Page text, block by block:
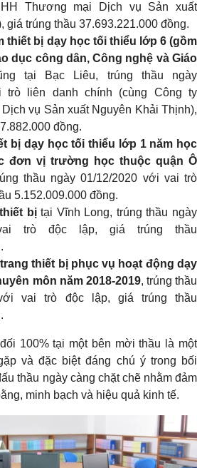
Thương mại Dịch vụ Sản xuất
giá trúng thầu 37.693.221.000 đồng.
thiết bị dạy học tối thiểu lớp 6 (gồm
dục công dân, Công nghệ và Giáo
tại Bạc Liêu, trúng thầu ngày
trò liên danh chính (cùng Công ty
vụ Sản xuất Nguyên Khải Thịnh),
đồng.
bị dạy học tối thiểu lớp 1 năm học
đơn vị trường học thuộc quận Ô
thầu ngày 01/12/2020 với vai trò
5.152.009.000 đồng.
bịtại Vĩnh Long, trúng thầu ngày
trò độc lập, giá trúng thầu
thiết bị phục vụ hoạt động dạy
môn năm 2018-2019, trúng thầu
vai trò độc lập, giá trúng thầu
100% tại một bên mời thầu là một
và đặc biệt đáng chú ý trong bối
thầu ngày càng chặt chẽ nhằm đảm
minh bạch và hiệu quả kinh tế.